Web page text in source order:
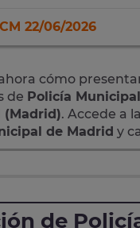
22/06/2026
cómo
de Policía
(Madrid). Accede a
de Madrid y
de